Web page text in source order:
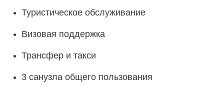
Туристическое обслуживание
Визовая поддержка
Трансфер и такси
3 санузла общего пользования